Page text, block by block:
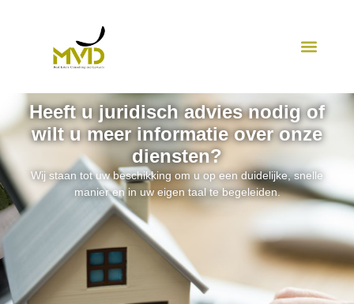
Heeft u juridisch advies nodig of
wilt u meer informatie over onze
diensten?
Wij staan tot uw beschikking om u op een duidelijke, snelle
manier en in uw eigen taal te begeleiden.